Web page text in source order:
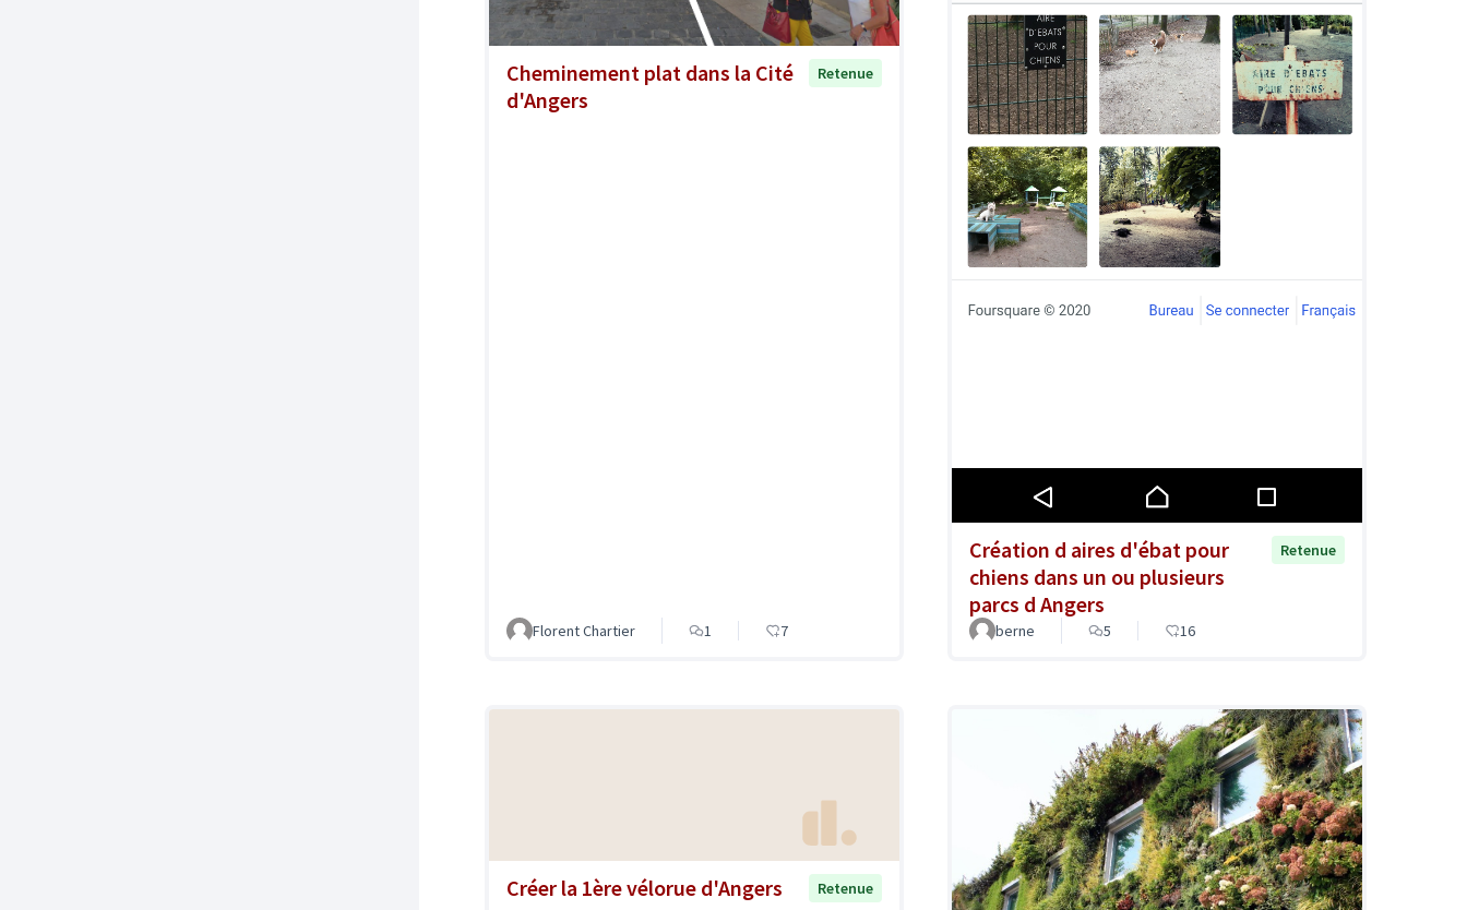
Cheminement plat dans la Cité
d'Angers
Retenue
Florent Chartier 1 7
Création d aires d'ébat pour
chiens dans un ou plusieurs
parcs d Angers
Retenue
berne 5 16
Créer la 1ère vélorue d'Angers Retenue